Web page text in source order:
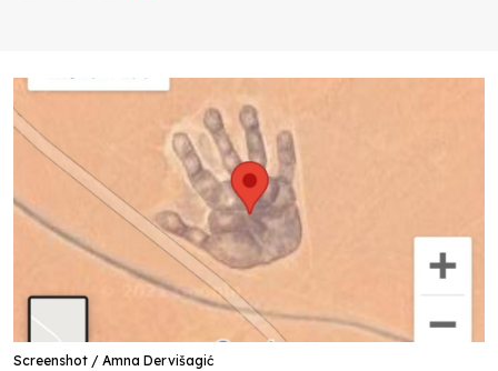
Screenshot / Amna Dervišagić